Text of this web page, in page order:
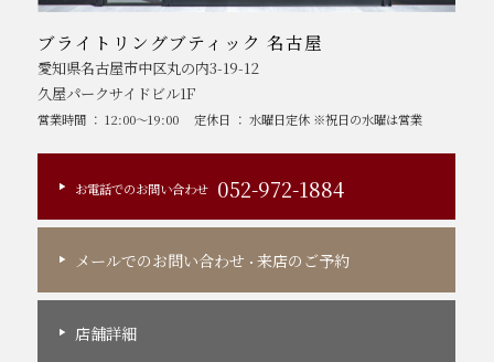
ブライトリングブティック 名古屋
愛知県名古屋市中区丸の内3-19-12
久屋パークサイドビル1F
営業時間 ： 12:00～19:00 定休日 ： 水曜日定休 ※祝日の水曜は営業
お電話でのお問い合わせ 052-972-1884
メールでのお問い合わせ ・来店のご予約
店舗詳細